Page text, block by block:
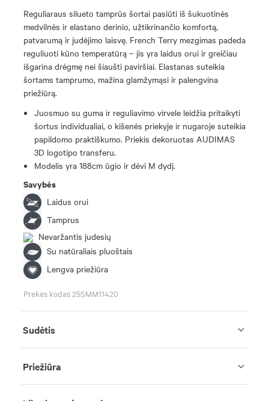
Reguliaraus silueto tamprūs šortai pasiūti iš šukuotinės
medvilnės ir elastano derinio, užtikrinančio komfortą,
patvarumą ir judėjimo laisvę. French Terry mezgimas padeda
reguliuoti kūno temperatūrą – jis yra laidus orui ir greičiau
išgarina drėgmę nei šiaušti paviršiai. Elastanas suteikia
šortams tamprumo, mažina glamžymąsi ir palengvina
priežiūrą.
Juosmuo su guma ir reguliavimo virvele leidžia pritaikyti
šortus individualiai, o kišenės priekyje ir nugaroje suteikia
papildomo praktiškumo. Priekis dekoruotas AUDIMAS
3D logotipo transferu.
Modelis yra 188cm ūgio ir dėvi M dydį.
Savybės
Laidus orui
Tamprus
Nevaržantis judesių
Su natūraliais pluoštais
Lengva priežiūra
Prekės kodas 25SMM11420
Sudėtis
Priežiūra